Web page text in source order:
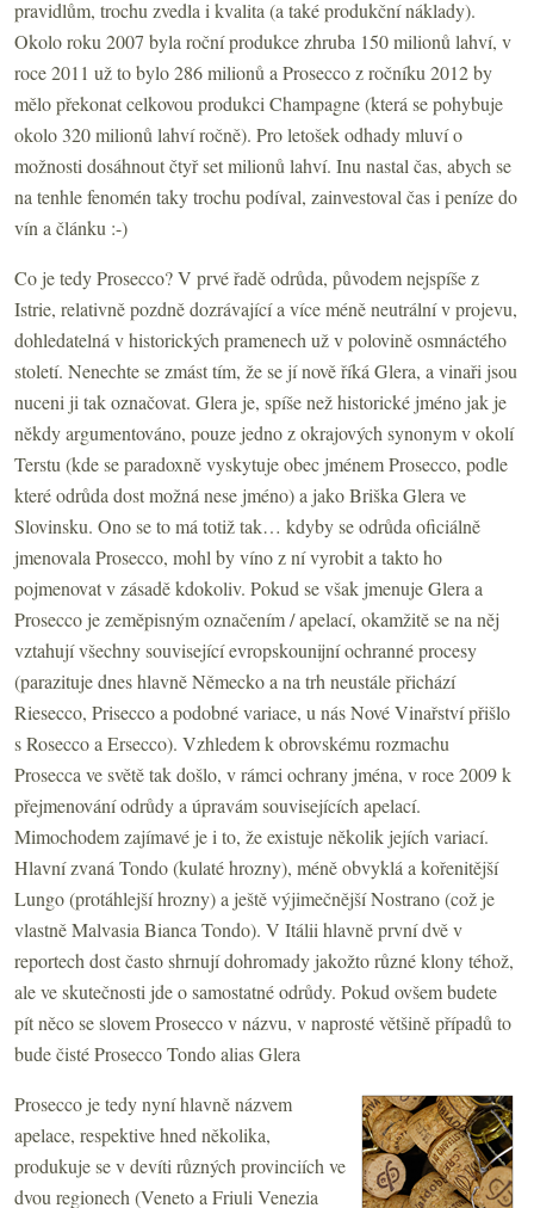
pravidlům, trochu zvedla i kvalita (a také produkční náklady).
Okolo roku 2007 byla roční produkce zhruba 150 milionů lahví, v
roce 2011 už to bylo 286 milionů a Prosecco z ročníku 2012 by
mělo překonat celkovou produkci Champagne (která se pohybuje
okolo 320 milionů lahví ročně). Pro letošek odhady mluví o
možnosti dosáhnout čtyř set milionů lahví. Inu nastal čas, abych se
na tenhle fenomén taky trochu podíval, zainvestoval čas i peníze do
vín a článku :-)
Co je tedy Prosecco? V prvé řadě odrůda, původem nejspíše z
Istrie, relativně pozdně dozrávající a více méně neutrální v projevu,
dohledatelná v historických pramenech už v polovině osmnáctého
století. Nenechte se zmást tím, že se jí nově říká Glera, a vinaři jsou
nuceni ji tak označovat. Glera je, spíše než historické jméno jak je
někdy argumentováno, pouze jedno z okrajových synonym v okolí
Terstu (kde se paradoxně vyskytuje obec jménem Prosecco, podle
které odrůda dost možná nese jméno) a jako Briška Glera ve
Slovinsku. Ono se to má totiž tak… kdyby se odrůda oficiálně
jmenovala Prosecco, mohl by víno z ní vyrobit a takto ho
pojmenovat v zásadě kdokoliv. Pokud se však jmenuje Glera a
Prosecco je zeměpisným označením / apelací, okamžitě se na něj
vztahují všechny související evropskounijní ochranné procesy
(parazituje dnes hlavně Německo a na trh neustále přichází
Riesecco, Prisecco a podobné variace, u nás Nové Vinařství přišlo
s Rosecco a Ersecco). Vzhledem k obrovskému rozmachu
Prosecca ve světě tak došlo, v rámci ochrany jména, v roce 2009 k
přejmenování odrůdy a úpravám souvisejících apelací.
Mimochodem zajímavé je i to, že existuje několik jejích variací.
Hlavní zvaná Tondo (kulaté hrozny), méně obvyklá a kořenitější
Lungo (protáhlejší hrozny) a ještě výjimečnější Nostrano (což je
vlastně Malvasia Bianca Tondo). V Itálii hlavně první dvě v
reportech dost často shrnují dohromady jakožto různé klony téhož,
ale ve skutečnosti jde o samostatné odrůdy. Pokud ovšem budete
pít něco se slovem Prosecco v názvu, v naprosté většině případů to
bude čisté Prosecco Tondo alias Glera
Prosecco je tedy nyní hlavně názvem
apelace, respektive hned několika,
produkuje se v devíti různých provinciích ve
dvou regionech (Veneto a Friuli Venezia